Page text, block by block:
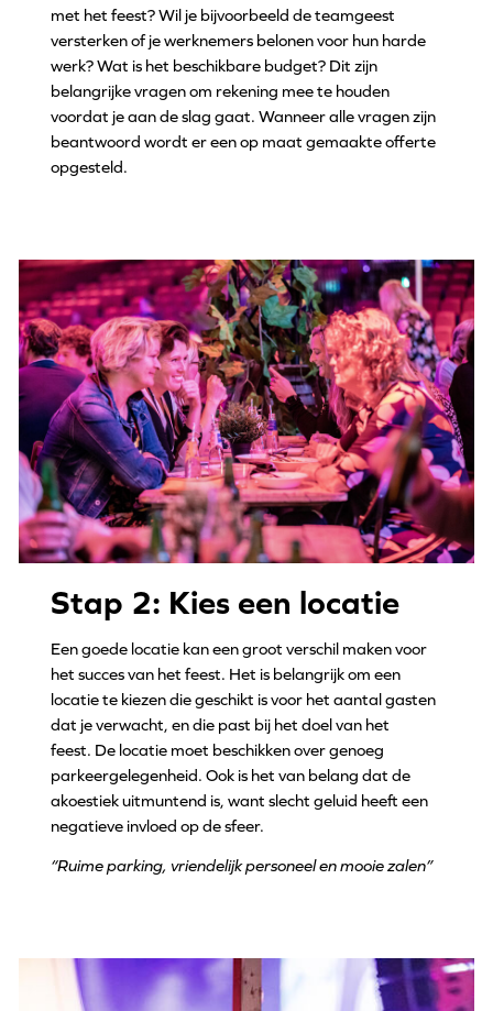
met het feest? Wil je bijvoorbeeld de teamgeest
versterken of je werknemers belonen voor hun harde
werk? Wat is het beschikbare budget? Dit zijn
belangrijke vragen om rekening mee te houden
voordat je aan de slag gaat. Wanneer alle vragen zijn
beantwoord wordt er een op maat gemaakte offerte
opgesteld.
Stap 2: Kies een locatie
Een goede locatie kan een groot verschil maken voor
het succes van het feest. Het is belangrijk om een
locatie te kiezen die geschikt is voor het aantal gasten
dat je verwacht, en die past bij het doel van het
feest. De locatie moet beschikken over genoeg
parkeergelegenheid. Ook is het van belang dat de
akoestiek uitmuntend is, want slecht geluid heeft een
negatieve invloed op de sfeer.
“Ruime parking, vriendelijk personeel en mooie zalen”